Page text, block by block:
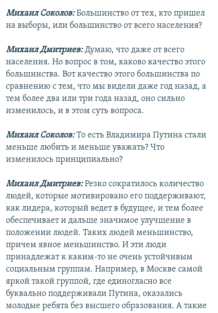
Михаил Соколов:Большинство от тех, кто пришел
на выборы, или большинство от всего населения?
Михаил Дмитриев:Думаю, что даже от всего
населения. Но вопрос в том, каково качество этого
большинства. Вот качество этого большинства по
сравнению с тем, что мы видели даже год назад, а
тем более два или три года назад, оно сильно
изменилось, и в этом суть вопроса.
Михаил Соколов:То есть Владимира Путина стали
меньше любить и меньше уважать? Что
изменилось принципиально?
Михаил Дмитриев:Резко сократилось количество
людей, которые мотивировано его поддерживают,
как лидера, который ведет в будущее, и тем более
обеспечивает и дальше значимое улучшение в
положении людей. Таких людей меньшинство,
причем явное меньшинство. И эти люди
принадлежат к каким-то не очень устойчивым
социальным группам. Например, в Москве самой
яркой такой группой, где единогласно все
буквально поддерживали Путина, оказались
молодые ребята без высшего образования. А такие